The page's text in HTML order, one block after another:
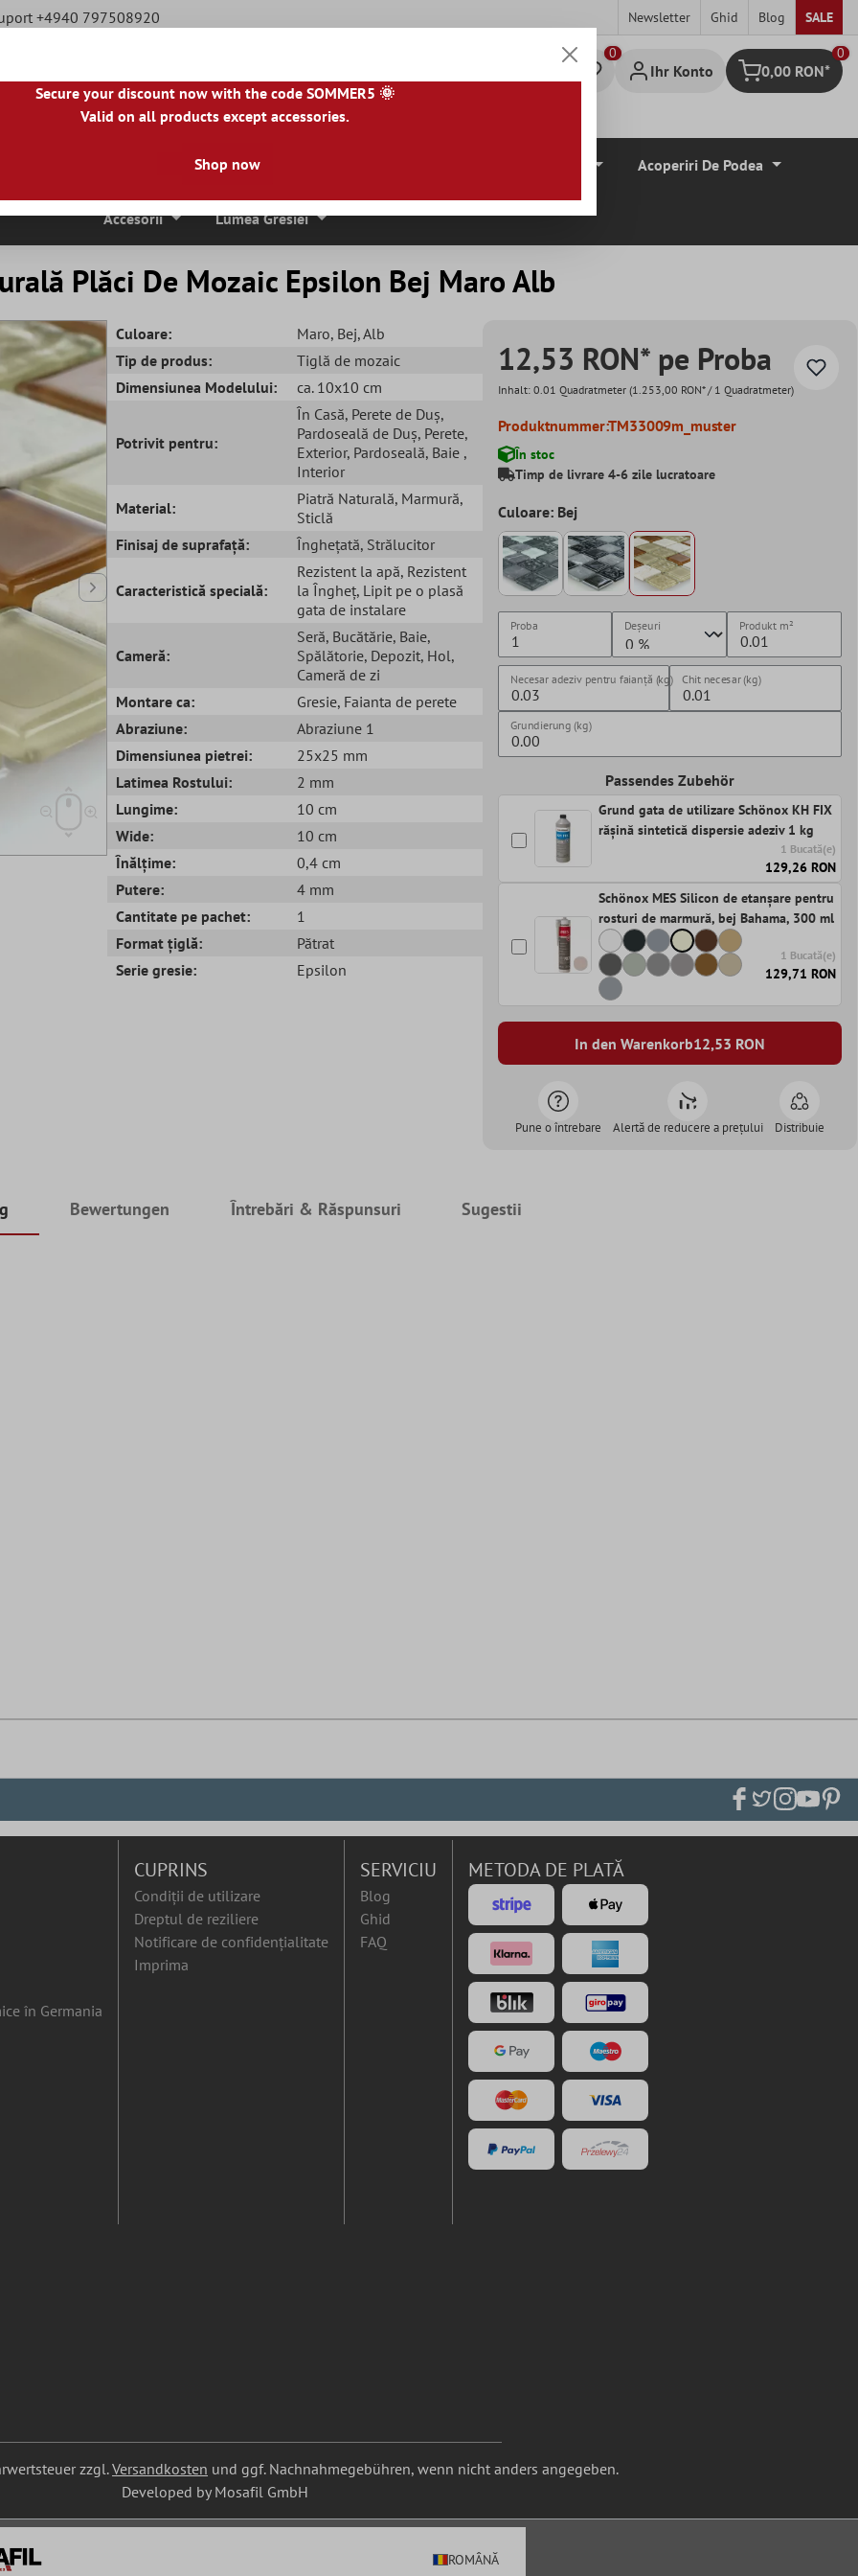
+4940 797508920 Newsletter Ghid Blog SALE
Ihr Konto Warenkorb
0
0,00 RON*
ES|PL|PT |FI |GR|RO |NO|HU|BG|HR|
Placi De Piatra Naturala Acoperiri De Podea
Accesorii Lumea Gresiei
Plăci De Mozaic Epsilon Bej Maro Alb
Culoare: Maro, Bej, Alb
Tip de produs:
Tiglă de mozaic
Dimensiunea Modelului:
ca. 10x10 cm
Potrivit pentru:
În Casă, Perete de Duș,
Pardoseală de Duș, Perete,
Exterior, Pardoseală, Baie ,
Interior
Material:
Piatră Naturală, Marmură,
Sticlă
Finisaj de suprafață:
Înghețată, Strălucitor
Caracteristică specială:
Rezistent la apă, Rezistent
la Îngheț, Lipit pe o plasă
gata de instalare
Cameră:
Seră, Bucătărie, Baie,
Spălătorie, Depozit, Hol,
Cameră de zi
Montare ca:
Gresie, Faianta de perete
Abraziune:
Abraziune 1
Dimensiunea pietrei:
25x25 mm
Latimea Rostului:
2 mm
Lungime:
10 cm
Wide:
10 cm
Înălțime:
0,4 cm
Putere:
4 mm
Cantitate pe pachet:
1
Format țiglă:
Pătrat
Serie gresie:
Epsilon
12,53 RON* pe Proba
Inhalt: 0.01 Quadratmeter (1.253,00 RON* / 1 Quadratmeter)
Produktnummer:TM33009m_muster
În stoc
Timp de livrare 4-6 zile lucratoare
Culoare: Bej
Proba Deșeuri Produkt m²
Necesar adeziv pentru faianță (kg) Chit necesar (kg)
Grundierung (kg)
Passendes Zubehör
Grund gata de utilizare Schönox KH FIX
rășină sintetică dispersie adeziv 1 kg
1 Bucată(e)
129,26 RON
Schönox MES Silicon de etanșare pentru
rosturi de marmură, bej Bahama, 300 ml
1 Bucată(e)
129,71 RON
In den Warenkorb12,53 RON
Pune o întrebare Alertă de reducere a prețului Distribuie
Bewertungen Întrebări & Răspunsuri Sugestii
în Germania
CUPRINS
Condiții de utilizare
Dreptul de reziliere
Notificare de confidențialitate
Imprima
SERVICIU
Blog
Ghid
FAQ
METODA DE PLATĂ
zzgl.Versandkosten und ggf. Nachnahmegebühren, wenn nicht anders angegeben.
Developed by Mosafil GmbH
ROMÂNĂ
Secure your discount now with the code SOMMER5 🌞
Valid on all products except accessories.
Shop now